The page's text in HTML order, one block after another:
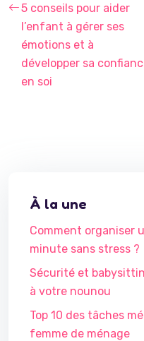
5 conseils pour aider
l’enfant à gérer ses
émotions et à
développer sa
en soi
À la une
Comment organiser
minute sans stress ?
Sécurité et
à votre nounou
Top 10 des tâches
femme de ménage